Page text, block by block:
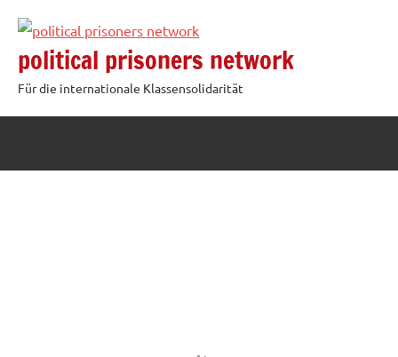
Inhalt
springen
political prisoners network
Für die internationale Klassensolidarität